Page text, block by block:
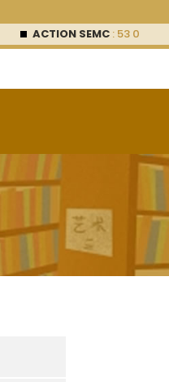
ACTION SEMC: 53 000FCFA (0